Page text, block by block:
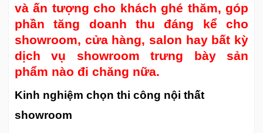
và ấn tượng cho khách ghé thăm, góp
phần tăng doanh thu đáng kể cho
showroom, cửa hàng, salon hay bất kỳ
dịch vụ showroom trưng bày sản
phẩm nào đi chăng nữa.
Kinh nghiệm chọn thi công nội thất
showroom